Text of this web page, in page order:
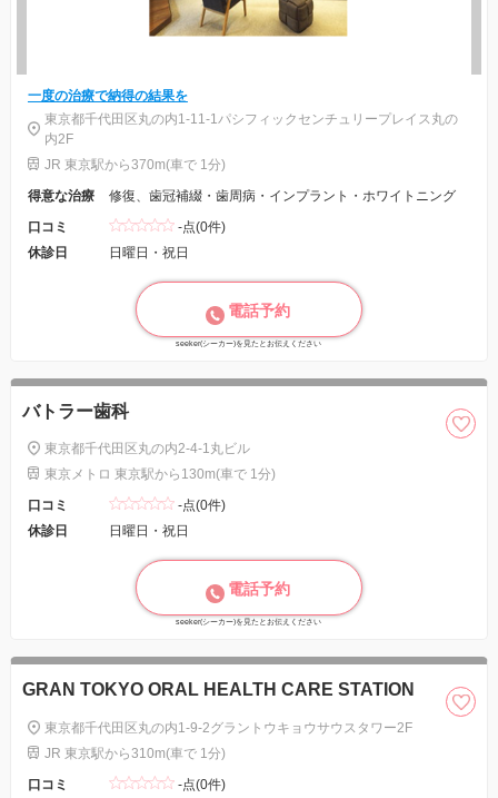
一度の治療で納得の結果を
東京都千代田区丸の内1-11-1パシフィックセンチュリープレイス丸の
内2F
JR 東京駅から370m(車で 1分)
得意な治療
修復、歯冠補綴・歯周病・インプラント・ホワイトニング
口コミ
-点(0件)
休診日
日曜日・祝日
電話予約
seeker(シーカー)を見たとお伝えください
バトラー歯科
東京都千代田区丸の内2-4-1丸ビル
東京メトロ 東京駅から130m(車で 1分)
口コミ
-点(0件)
休診日
日曜日・祝日
電話予約
seeker(シーカー)を見たとお伝えください
GRAN TOKYO ORAL HEALTH CARE STATION
東京都千代田区丸の内1-9-2グラントウキョウサウスタワー2F
JR 東京駅から310m(車で 1分)
口コミ
-点(0件)